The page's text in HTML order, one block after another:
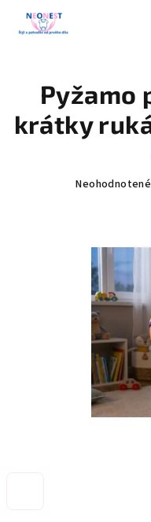
obsah
Pyžamo
krátky
Priemerné
hviezdičiek.
Neohodnotené